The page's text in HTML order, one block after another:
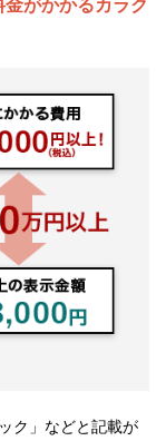
がかかるカラク
ク」などと記載が